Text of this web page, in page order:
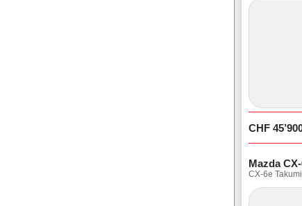
CHF
Mazda
CX-6e Takumi